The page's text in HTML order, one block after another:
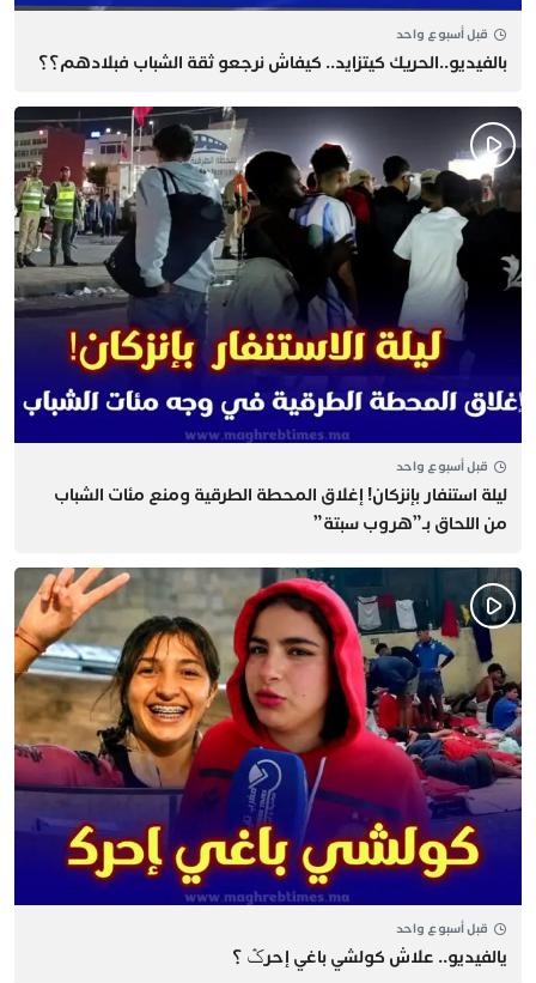
قبل أسبوع واحد
بالفيديو..الحريك كيتزايد.. كيفاش نرجعو ثقة الشباب فبلادهم؟؟
قبل أسبوع واحد
​ليلة استنفار بإنزكان! إغلاق المحطة الطرقية ومنع مئات الشباب
من اللحاق بـ”هروب سبتة”
قبل أسبوع واحد
يالفيديو.. علاش كولشي باغي إحرݣ ؟